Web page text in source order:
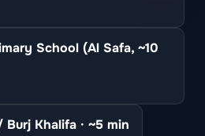
School (Al Safa, ~10
Khalifa · ~5 min